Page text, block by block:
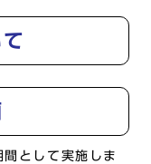
として実施しま